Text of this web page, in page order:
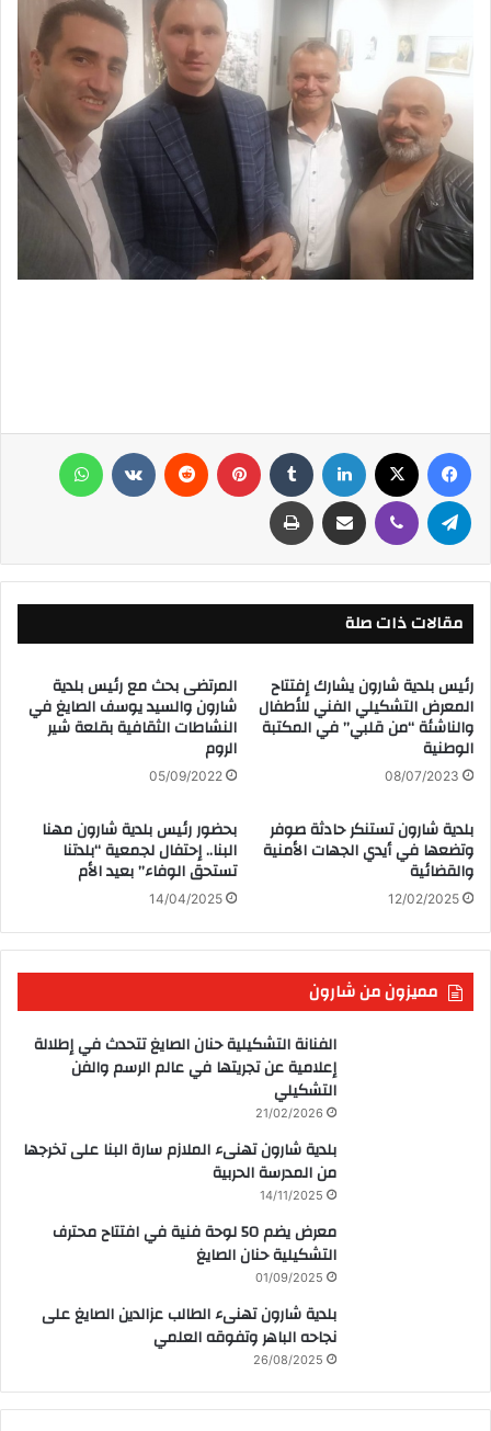
مقالات ذات صلة
رئيس بلدية شارون يشارك إفتتاح
المعرض التشكيلي الفني للأطفال
والناشئة “من قلبي” في المكتبة
الوطنية
08/07/2023
المرتضى بحث مع رئيس بلدية
شارون والسيد يوسف الصايغ في
النشاطات الثقافية بقلعة شير
الروم
05/09/2022
بلدية شارون تستنكر حادثة صوفر
وتضعها في أيدي الجهات الأمنية
والقضائية
12/02/2025
بحضور رئيس بلدية شارون مهنا
البنا.. إحتفال لجمعية “بلدتنا
تستحق الوفاء” بعيد الأم
14/04/2025
مميزون من شارون
الفنانة التشكيلية حنان الصايغ تتحدث في إطلالة
إعلامية عن تجريتها في عالم الرسم والفن
التشكيلي
21/02/2026
بلدية شارون تهنىء الملازم سارة البنا على تخرجها
من المدرسة الحربية
14/11/2025
معرض يضم 50 لوحة فنية في افتتاح محترف
التشكيلية حنان الصايغ
01/09/2025
بلدية شارون تهنىء الطالب عزالدين الصايغ على
نجاحه الباهر وتفوقه العلمي
26/08/2025